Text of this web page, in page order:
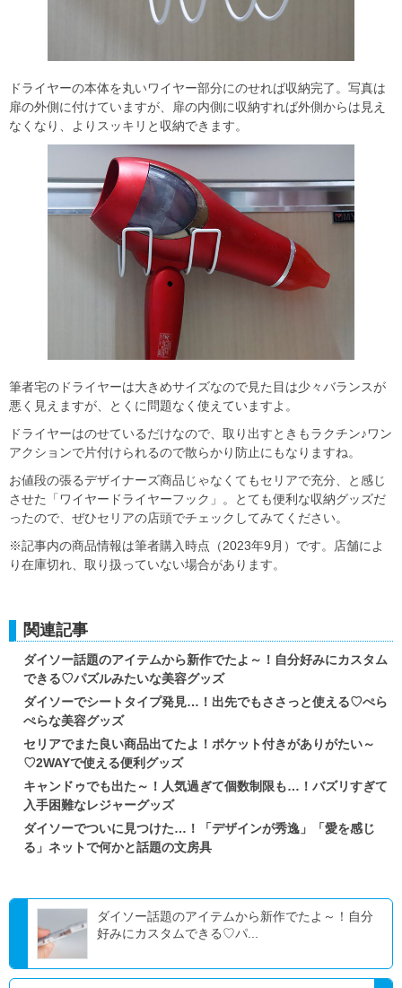
ドライヤーの本体を丸いワイヤー部分にのせれば収納完了。写真は
扉の外側に付けていますが、扉の内側に収納すれば外側からは見え
なくなり、よりスッキリと収納できます。
筆者宅のドライヤーは大きめサイズなので見た目は少々バランスが
悪く見えますが、とくに問題なく使えていますよ。
ドライヤーはのせているだけなので、取り出すときもラクチン♪ワン
アクションで片付けられるので散らかり防止にもなりますね。
お値段の張るデザイナーズ商品じゃなくてもセリアで充分、と感じ
させた「ワイヤードライヤーフック」。とても便利な収納グッズだ
ったので、ぜひセリアの店頭でチェックしてみてください。
※記事内の商品情報は筆者購入時点（2023年9月）です。店舗によ
り在庫切れ、取り扱っていない場合があります。
関連記事
ダイソー話題のアイテムから新作でたよ～！自分好みにカスタム
できる♡パズルみたいな美容グッズ
ダイソーでシートタイプ発見…！出先でもささっと使える♡ぺら
ぺらな美容グッズ
セリアでまた良い商品出てたよ！ポケット付きがありがたい～
♡2WAYで使える便利グッズ
キャンドゥでも出た～！人気過ぎて個数制限も…！バズリすぎて
入手困難なレジャーグッズ
ダイソーでついに見つけた…！「デザインが秀逸」「愛を感じ
る」ネットで何かと話題の文房具
ダイソー話題のアイテムから新作でたよ～！自分
好みにカスタムできる♡パ...